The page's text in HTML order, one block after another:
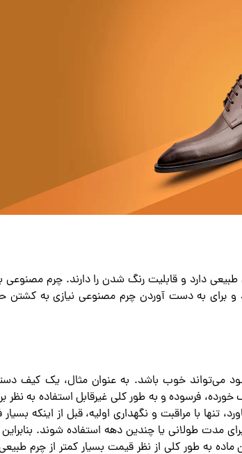
دارد و قابلیت رنگ ‌شدن را دارند. چرم مصنوعی
و برای به دست آوردن چرم مصنوعی نیازی به کشتن
می‌تواند خوب باشد. به عنوان مثال، یک کیف
قبل از اینکه ترک خورده، فرسوده و به طور کلی غیرقابل استفاده به
طبیعی ممکن است 10 تا 20 سال دوام بیاورد، تنها با مراقبت و نگهداری اولیه، قبل از اینکه
مدت طولانی یا چندین دهه استفاده شوند.
به طور کلی از نظر قیمت بسیار کمتر از چرم